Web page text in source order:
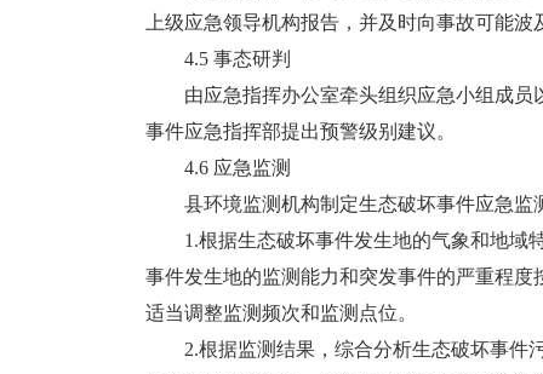
上级应急领导机构报告，并及时向事故可能
4.5 事态研判
由应急指挥办公室牵头组织应急小组成员
事件应急指挥部提出预警级别建议。
4.6 应急监测
县环境监测机构制定生态破坏事件应急监
1.根据生态破坏事件发生地的气象和地域
事件发生地的监测能力和突发事件的严重程
适当调整监测频次和监测点位。
2.根据监测结果，综合分析生态破坏事件